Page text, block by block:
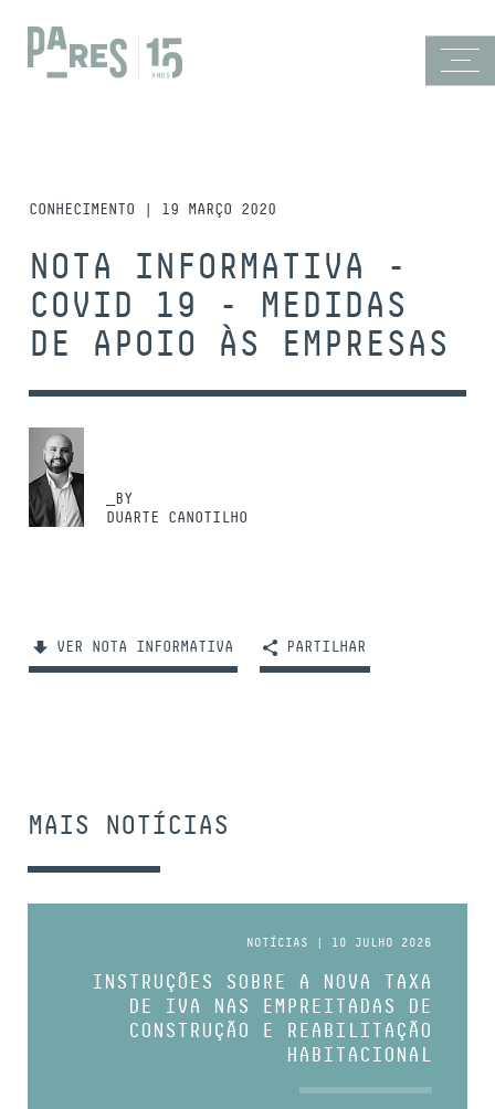
CONHECIMENTO | 19 MARÇO 2020
NOTA INFORMATIVA -
COVID 19 - MEDIDAS
DE APOIO ÀS EMPRESAS
_BY
DUARTE CANOTILHO
VER NOTA INFORMATIVA PARTILHAR
MAIS NOTÍCIAS
NOTÍCIAS | 10 JULHO 2026
INSTRUÇÕES SOBRE A NOVA TAXA
DE IVA NAS EMPREITADAS DE
CONSTRUÇÃO E REABILITAÇÃO
HABITACIONAL